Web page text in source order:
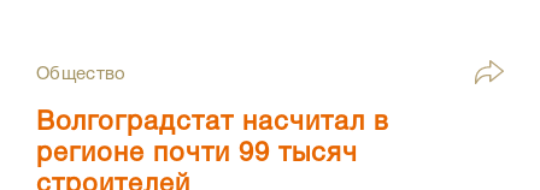
Общество
Волгоградстат насчитал в
регионе почти 99 тысяч